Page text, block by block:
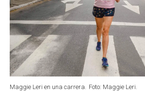
Maggie Leri en una carrera. Foto: Maggie Leri.